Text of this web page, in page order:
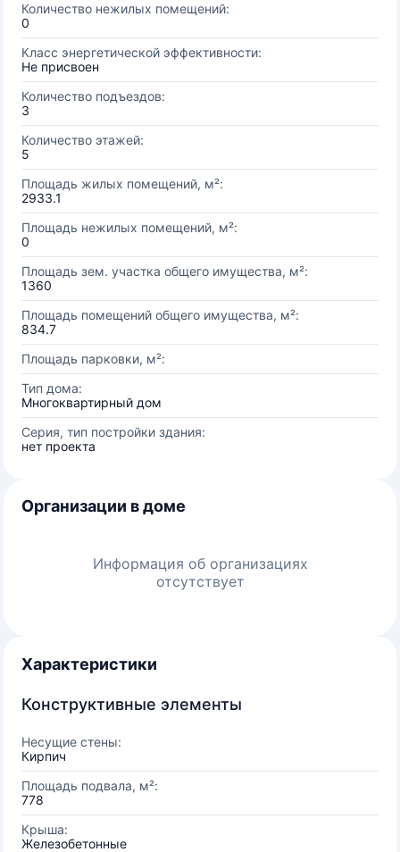
Количество нежилых помещений:
0
Класс энергетической эффективности:
Не присвоен
Количество подъездов:
3
Количество этажей:
5
Площадь жилых помещений, м²:
2933.1
Площадь нежилых помещений, м²:
0
Площадь зем. участка общего имущества, м²:
1360
Площадь помещений общего имущества, м²:
834.7
Площадь парковки, м²:
Тип дома:
Многоквартирный дом
Серия, тип постройки здания:
нет проекта
Организации в доме
Информация об организациях
отсутствует
Характеристики
Конструктивные элементы
Несущие стены:
Кирпич
Площадь подвала, м²:
778
Крыша:
Железобетонные